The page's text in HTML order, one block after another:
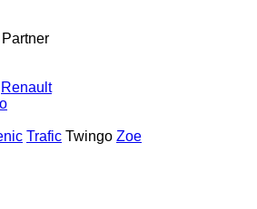
Partner
Renault
Trafic Twingo Zoe